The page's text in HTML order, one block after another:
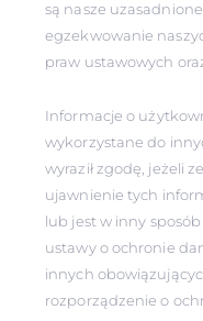
są nasze
egzekwowanie
praw ustawowych
Informacje o
wykorzystane do
wyraził zgodę, jeżeli
ujawnienie tych
lub jest w inny
ustawy o ochronie
innych
rozporządzenie o